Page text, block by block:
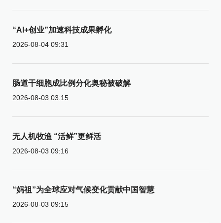
“AI+创业”加速科技成果孵化
2026-08-04 09:31
肠道干细胞成比例分化奥秘被破解
2026-08-03 03:15
无人机牧渔 “活鲜”更鲜活
2026-08-03 09:16
“妈祖”为全球应对气候变化贡献中国智慧
2026-08-03 09:15